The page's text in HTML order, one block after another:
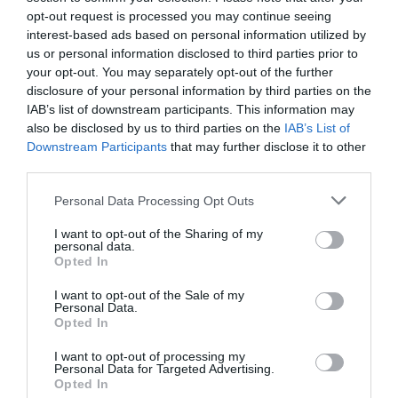
opt-out request is processed you may continue seeing
interest-based ads based on personal information utilized by
us or personal information disclosed to third parties prior to
your opt-out. You may separately opt-out of the further
disclosure of your personal information by third parties on the
IAB’s list of downstream participants. This information may
also be disclosed by us to third parties on the IAB’s List of
Downstream Participants that may further disclose it to other
Personal Data Processing Opt Outs
I want to opt-out of the Sharing of my
personal data.
Opted In
I want to opt-out of the Sale of my
Personal Data.
Opted In
I want to opt-out of processing my
Personal Data for Targeted Advertising.
Opted In
Όλα αυτά, όπως είπε, δεν είναι προφανή, αλλά
αποτέλεσμα μιας τεράστιας κοινής προσπάθειας που
έγινε από τη συνεργασία του Ισραήλ, της Αθήνας και
της Καλαμάτας.
Ο πρόεδρος και διευθύνων σύμβουλος της Elbit,
Μπεζχαλέλ Μάχλις, τόνισε ότι με την ολοκλήρωση
όλων των έργων θα δημιουργηθεί ένα πρότυπο Κέντρο
Εκπαίδευσης, ενώ αποτελεί ένα σημαντικό στοιχείο
της στρατηγικής συνεργασίας της Ελληνικής και της
Ισραηλινής Αεροπορίας.
Σημείωσε ακόμη ότι θα ξεκινήσει η εγκατάσταση του
πιο προηγμένου προσομοιωτή πτήσης στα κτήρια που
Ελλάδα είναι στρατηγικός εταίρος, γι’ αυτό και
καταβάλλεται προσπάθεια για επέκταση της